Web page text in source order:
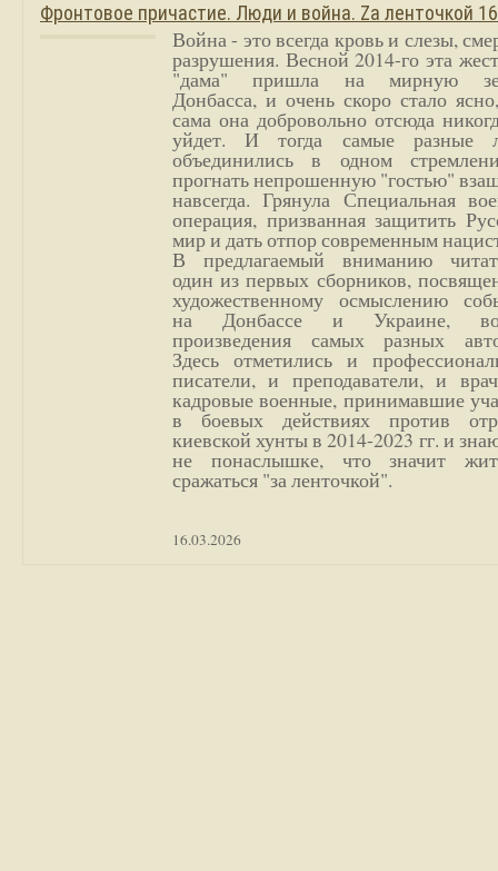
Фронтовое причастие. Люди и война. Zа ленточкой
Война - это всегда кровь и слезы,
разрушения. Весной 2014-го эта
"дама" пришла на мирную
Донбасса, и очень скоро стало
сама она добровольно отсюда
уйдет. И тогда самые разные
объединились в одном
прогнать непрошенную "гостью"
навсегда. Грянула Специальная
операция, призванная защитить
мир и дать отпор современным
В предлагаемый вниманию
один из первых сборников,
художественному осмыслению
на Донбассе и Украине,
произведения самых разных
Здесь отметились и
писатели, и преподаватели, и
кадровые военные, принимавшие
в боевых действиях против
киевской хунты в 2014-2023 гг. и
не понаслышке, что значит
сражаться "за ленточкой".
16.03.2026